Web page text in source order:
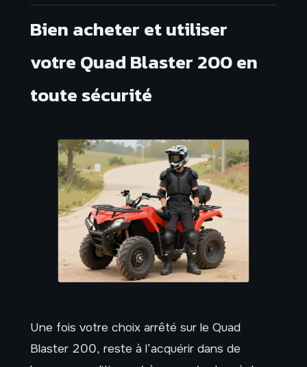
Bien acheter et utiliser
votre Quad Blaster 200 en
toute sécurité
Une fois votre choix arrêté sur le Quad
Blaster 200, reste à l’acquérir dans de